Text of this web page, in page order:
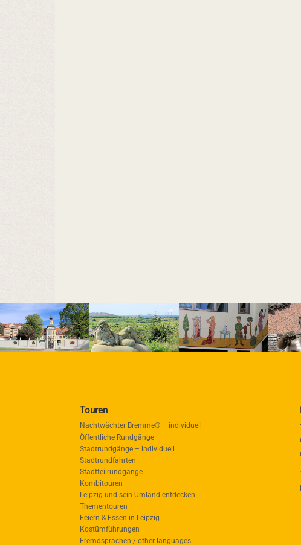
Touren
Nachtwächter Bremme® – individuell
Öffentliche Rundgänge
Stadtrundgänge – individuell
Stadtrundfahrten
Stadtteilrundgänge
Kombitouren
Leipzig und sein Umland entdecken
Thementouren
Feiern & Essen in Leipzig
Kostümführungen
Fremdsprachen / other languages